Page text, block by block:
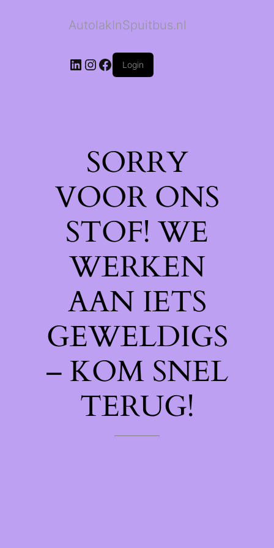
AutolakInSpuitbus.nl
LinkedIn
Instagram
Facebook
Login
SORRY
VOOR ONS
STOF! WE
WERKEN
AAN IETS
GEWELDIGS
– KOM SNEL
TERUG!